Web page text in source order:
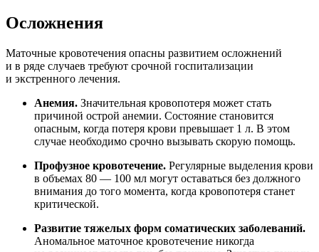
Осложнения
Маточные кровотечения опасны развитием осложнений
и в ряде случаев требуют срочной госпитализации
и экстренного лечения.
Анемия. Значительная кровопотеря может стать
причиной острой анемии. Состояние становится
опасным, когда потеря крови превышает 1 л. В этом
случае необходимо срочно вызывать скорую помощь.
Профузное кровотечение. Регулярные выделения крови
в объемах 80 — 100 мл могут оставаться без должного
внимания до того момента, когда кровопотеря станет
критической.
Развитие тяжелых форм соматических заболеваний.
Аномальное маточное кровотечение никогда